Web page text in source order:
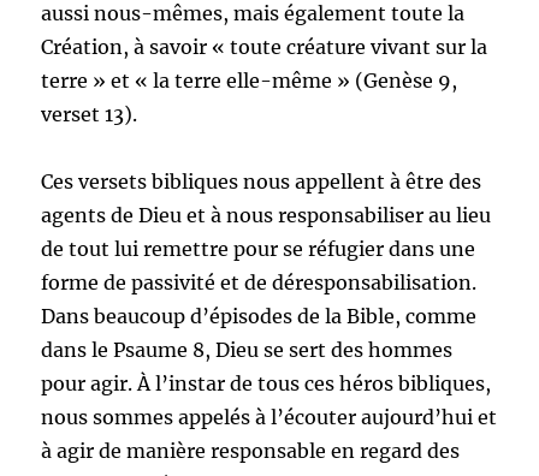
aussi nous-mêmes, mais également toute la
Création, à savoir « toute créature vivant sur la
terre » et « la terre elle-même » (Genèse 9,
verset 13).
Ces versets bibliques nous appellent à être des
agents de Dieu et à nous responsabiliser au lieu
de tout lui remettre pour se réfugier dans une
forme de passivité et de déresponsabilisation.
Dans beaucoup d’épisodes de la Bible, comme
dans le Psaume 8, Dieu se sert des hommes
pour agir. À l’instar de tous ces héros bibliques,
nous sommes appelés à l’écouter aujourd’hui et
à agir de manière responsable en regard des